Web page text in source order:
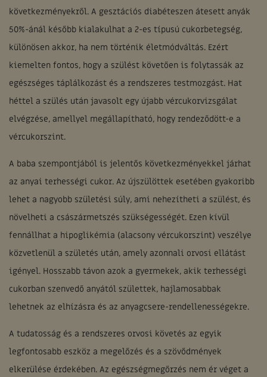
következményekről. A gesztációs diabéteszen átesett anyák
50%-ánál később kialakulhat a 2-es típusú cukorbetegség,
különösen akkor, ha nem történik életmódváltás. Ezért
kiemelten fontos, hogy a szülést követően is folytassák az
egészséges táplálkozást és a rendszeres testmozgást. Hat
héttel a szülés után javasolt egy újabb vércukorvizsgálat
elvégzése, amellyel megállapítható, hogy rendeződött-e a
vércukorszint.
A baba szempontjából is jelentős következményekkel járhat
az anyai terhességi cukor. Az újszülöttek esetében gyakoribb
lehet a nagyobb születési súly, ami nehezítheti a szülést, és
növelheti a császármetszés szükségességét. Ezen kívül
fennállhat a hipoglikémia (alacsony vércukorszint) veszélye
közvetlenül a születés után, amely azonnali orvosi ellátást
igényel. Hosszabb távon azok a gyermekek, akik terhességi
cukorban szenvedő anyától születtek, hajlamosabbak
lehetnek az elhízásra és az anyagcsere-rendellenességekre.
A tudatosság és a rendszeres orvosi követés az egyik
legfontosabb eszköz a megelőzés és a szövődmények
elkerülése érdekében. Az egészségmegőrzés nem ér véget a